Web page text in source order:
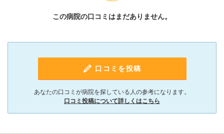
この病院の口コミはまだありません。
口コミを投稿
あなたの口コミが病院を探している人の参考になります。
口コミ投稿について詳しくはこちら